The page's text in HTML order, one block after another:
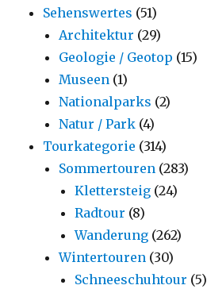
Sehenswertes (51)
Architektur (29)
Geologie / Geotop (15)
Museen (1)
Nationalparks (2)
Natur / Park (4)
Tourkategorie (314)
Sommertouren (283)
Klettersteig (24)
Radtour (8)
Wanderung (262)
Wintertouren (30)
Schneeschuhtour (5)